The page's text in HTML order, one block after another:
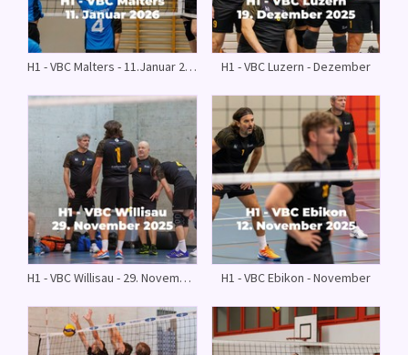
H1 - VBC Malters - 11.Januar 2026 H1 - VBC Luzern - Dezember
H1 - VBC Willisau - 29. November H1 - VBC Ebikon - November